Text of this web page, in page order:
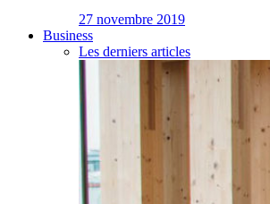
27 novembre 2019
Business
Les derniers articles